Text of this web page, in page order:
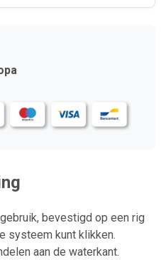
bevestigd op een rig
systeem kunt klikken.
aan de waterkant.